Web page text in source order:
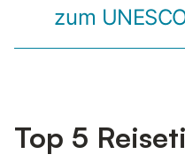
zum
Top 5